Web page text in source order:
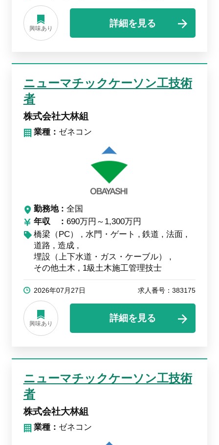
興味あり
詳細を見る
ニューマチックケーソン工技術
者
株式会社大林組
業種： ゼネコン
勤務地
全国
年収
690万円～1,300万円
橋梁（PC）
水門・ゲート 鉄道
法面
道路
造成
埋設（上下水道・ガス・ケーブル）
その他土木
1級土木施工管理技士
2026年07月27日 求人番号：383175
興味あり
詳細を見る
ニューマチックケーソン工技術
者
株式会社大林組
業種： ゼネコン